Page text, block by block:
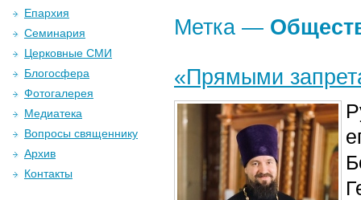
Метка —
«Прямыми
Епархия
Семинария
Церковные СМИ
Блогосфера
Фотогалерея
Медиатека
Вопросы священнику
Архив
Контакты